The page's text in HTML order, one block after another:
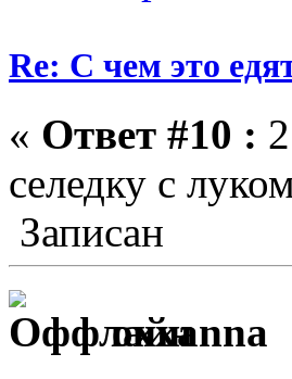
Re: С чем это
« Ответ #10 :
селедку с
Записан
oxxanna